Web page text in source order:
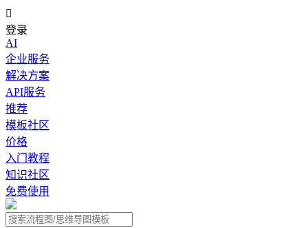

登录
AI
企业服务
解决方案
API服务
推荐
模板社区
价格
入门教程
知识社区
免费使用